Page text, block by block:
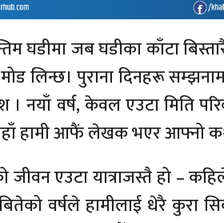
घडीमा जब घडीका काँटा
लिन्छ। पुराना दिनहरू
नयाँ वर्ष, केवल एउटा मिति
हामी आफैं लेखक भएर आफ्नो
जीवन एउटा यात्राजस्तै हो –
वर्षले हामीलाई धेरै कुरा